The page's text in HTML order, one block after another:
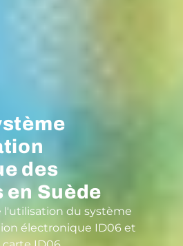
des
Suède
l'utilisation du système
électronique ID06 et